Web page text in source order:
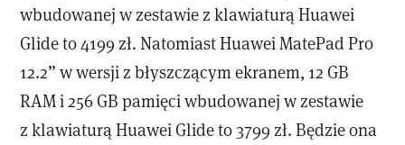
wbudowanej w zestawie z klawiaturą Huawei
Glide to 4199 zł. Natomiast Huawei MatePad Pro
12.2” w wersji z błyszczącym ekranem, 12 GB
RAM i 256 GB pamięci wbudowanej w zestawie
z klawiaturą Huawei Glide to 3799 zł. Będzie ona